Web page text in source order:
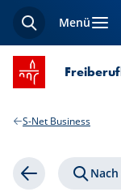
SucheMenü
Startseite
S-Net Business
Zurück